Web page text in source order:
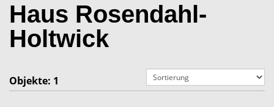
Haus Rosendahl-
Holtwick
Objekte: 1